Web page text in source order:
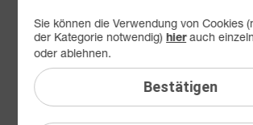
Bankdaten
Cookie-Einstellungen
Sie können die Verwendung von Cookies
der Kategorie notwendig)hierauch
oder ablehnen.
Bestätigen